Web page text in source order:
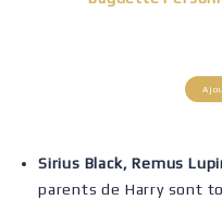
Sirius Black, Remus
parents de Harry sont